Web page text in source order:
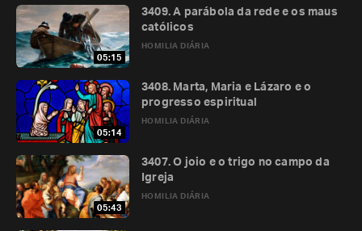
05:15
HOMILIA DIÁRIA
3409. A parábola da rede e os maus
católicos
05:14
HOMILIA DIÁRIA
3408. Marta, Maria e Lázaro e o
progresso espiritual
05:43
HOMILIA DIÁRIA
3407. O joio e o trigo no campo da
Igreja